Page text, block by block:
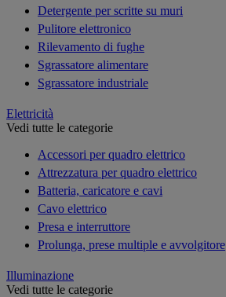
Detergente per scritte su muri
Pulitore elettronico
Rilevamento di fughe
Sgrassatore alimentare
Sgrassatore industriale
Elettricità
Vedi tutte le categorie
Accessori per quadro elettrico
Attrezzatura per quadro elettrico
Batteria, caricatore e cavi
Cavo elettrico
Presa e interruttore
Prolunga, prese multiple e avvolgitore
Illuminazione
Vedi tutte le categorie